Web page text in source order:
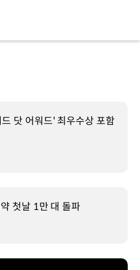
닷 어워드' 최우수상 포함
첫날 1만 대 돌파